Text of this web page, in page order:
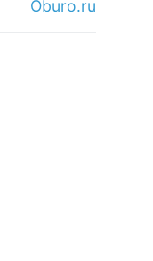
Oburo.ru